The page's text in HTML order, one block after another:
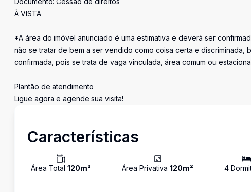
À VISTA
*A área do imóvel anunciado é uma estimativa e deverá ser
não se tratar de bem a ser vendido como coisa certa e
confirmada, pois se trata de vaga vinculada, área comum ou
Plantão de atendimento
Ligue agora e agende sua visita!
Características
Área Total 120m² Área Privativa120m² 4